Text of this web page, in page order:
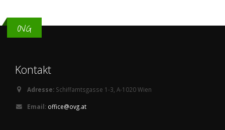
OVG
Kontakt
Adresse: Schiffamtsgasse 1-3, A-1020 Wien
Email: office@ovg.at